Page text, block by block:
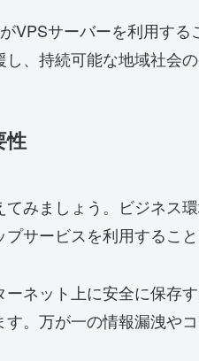
VPSサーバーを利用す
、持続可能な地域社会
性
みましょう。ビジネス
サービスを利用するこ
ネット上に安全に保
。万が一の情報漏洩や